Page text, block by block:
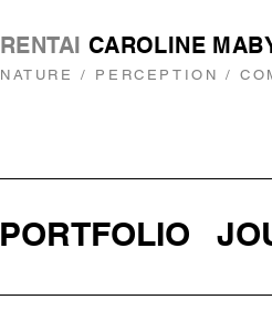
RENTAI CAROLINE
NATURE / PERCEPTION /
PORTFOLIO